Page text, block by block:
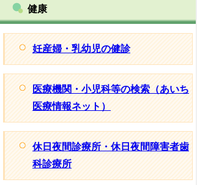
健康
妊産婦・乳幼児の健診
医療機関・小児科等の検索（あいち
医療情報ネット）
休日夜間診療所・休日夜間障害者歯
科診療所